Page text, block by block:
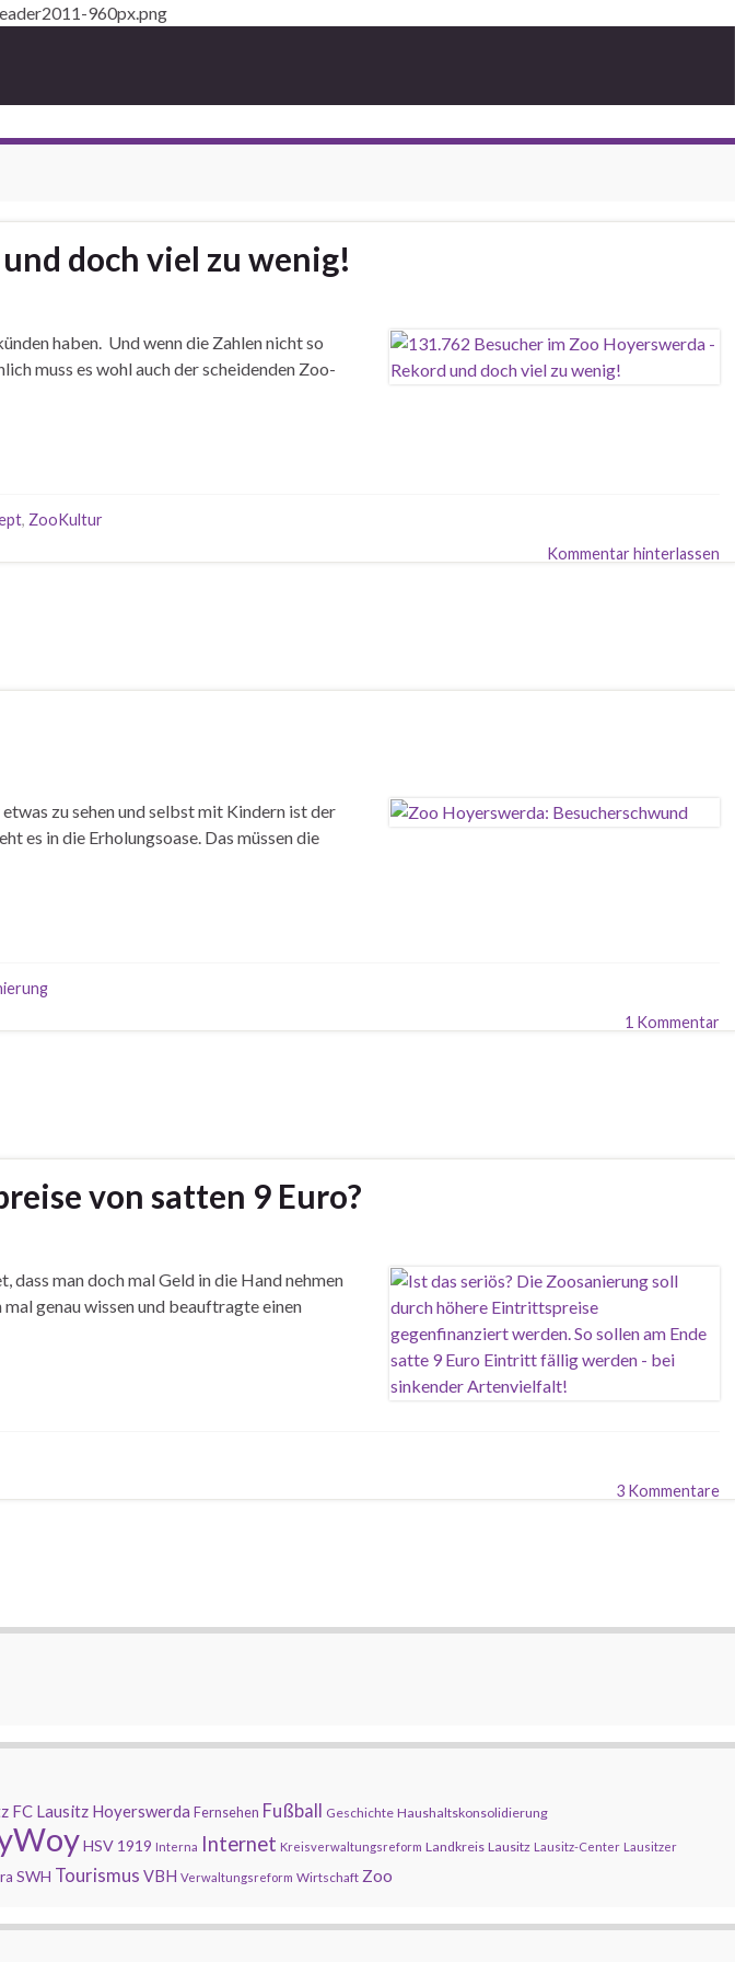
doch viel zu wenig!
haben. Und wenn die Zahlen nicht so
muss es wohl auch der scheidenden Zoo-
, ZooKultur
Kommentar hinterlassen
zu sehen und selbst mit Kindern ist der
es in die Erholungsoase. Das müssen die
1 Kommentar
von satten 9 Euro?
man doch mal Geld in die Hand nehmen
genau wissen und beauftragte einen
3 Kommentare
FC Lausitz Hoyerswerda Fernsehen Fußball Geschichte Haushaltskonsolidierung
HSV 1919 Interna Internet Kreisverwaltungsreform Landkreis Lausitz Lausitz-Center Lausitzer
SWH Tourismus VBH Verwaltungsreform Wirtschaft Zoo